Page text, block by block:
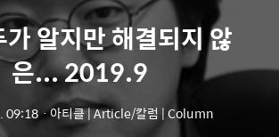
알지만 해결되지 않
은... 2019.9
09:18ㆍ아티클 | Article/칼럼 | Column